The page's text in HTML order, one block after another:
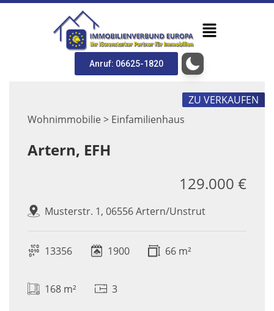
Anruf: 06625-1820
Wohnimmobilie > Einfamilienhaus
ZU VERKAUFEN
Artern, EFH
Musterstr. 1, 06556 Artern/Unstrut
129.000 €
13356 1900 66 m²
168 m² 3